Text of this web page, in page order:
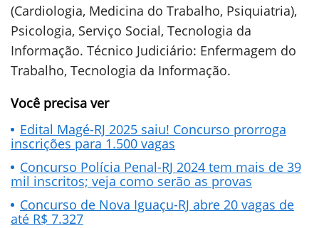
(Cardiologia, Medicina do Trabalho, Psiquiatria),
Psicologia, Serviço Social, Tecnologia da
Informação. Técnico Judiciário: Enfermagem do
Trabalho, Tecnologia da Informação.
Você precisa ver
Edital Magé-RJ 2025 saiu! Concurso prorroga
inscrições para 1.500 vagas
Concurso Polícia Penal-RJ 2024 tem mais de 39
mil inscritos; veja como serão as provas
Concurso de Nova Iguaçu-RJ abre 20 vagas de
até R$ 7.327